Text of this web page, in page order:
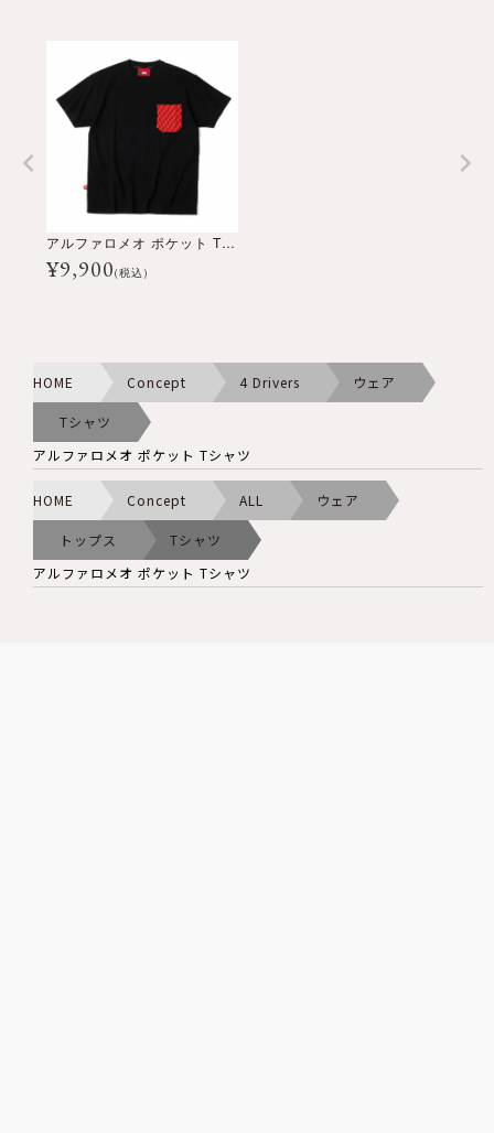
アルファロメオ ポケット Tシャツ
¥9,900(税込)
HOME Concept 4 Drivers ウェア
Tシャツ
アルファロメオ ポケット Tシャツ
HOME Concept ALL ウェア
トップス
Tシャツ
アルファロメオ ポケット Tシャツ